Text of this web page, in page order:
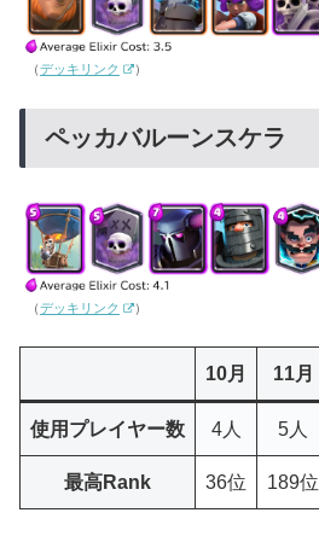
（デッキリンク ）
ペッカバルーンスケラ
（デッキリンク ）
10月 11月
使用プレイヤー数 4人 5人
最高Rank 36位 189位